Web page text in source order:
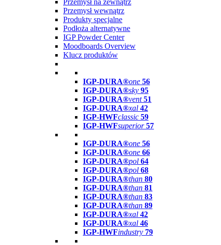
Przemysł na zewnątrz
Przemysł wewnątrz
Produkty specjalne
Podłoża alternatywne
IGP Powder Center
Moodboards Overview
Klucz produktów
IGP-DURA®one 56
IGP-DURA®sky 95
IGP-DURA®vent 51
IGP-DURA®xal 42
IGP-HWFclassic 59
IGP-HWFsuperior 57
IGP-DURA®one 56
IGP-DURA®one 66
IGP-DURA®pol 64
IGP-DURA®pol 68
IGP-DURA®than 80
IGP-DURA®than 81
IGP-DURA®than 83
IGP-DURA®than 89
IGP-DURA®xal 42
IGP-DURA®xal 46
IGP-HWFindustry 79